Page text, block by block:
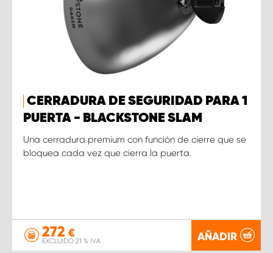
CERRADURA DE SEGURIDAD PARA 1
PUERTA - BLACKSTONE SLAM
Una cerradura premium con función de cierre que se
bloquea cada vez que cierra la puerta.
272 €
EXCLUIDO 21 % IVA AÑADIR